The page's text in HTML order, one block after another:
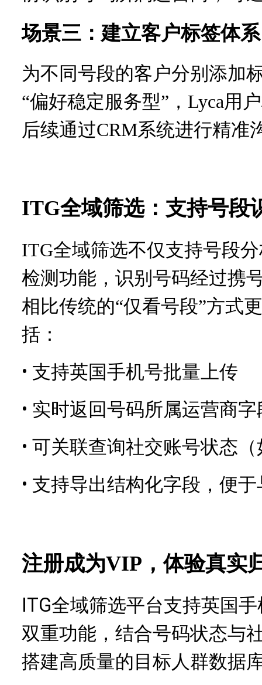
场景三：建立客户标签体系
为不同号段的客户分别添加
“偏好稳定服务型”，Lyca用
后续通过CRM系统进行精准
ITG全域筛选：支持号段
ITG全域筛选不仅支持号段
检测功能，识别号码经过携
相比传统的“仅看号段”方式
括：
• 支持英国手机号批量上传
• 实时返回号码所属运营商
• 可关联查询社交账号状态（
• 支持导出结构化字段，便
注册成为VIP，体验真实
ITG全域筛选平台支持英国
双重功能，结合号码状态与
搭建高质量的目标人群数据